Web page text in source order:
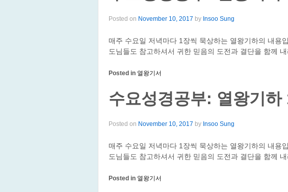
Posted on November 10, 2017 by Insoo Sung
매주 수요일 저녁마다 1장씩 묵상하는 열왕기하의 내용
도님들도 참고하셔서 귀한 믿음의 도전과 결단을 함께
Posted in 열왕기서
수요성경공부: 열왕기하
Posted on November 10, 2017 by Insoo Sung
매주 수요일 저녁마다 1장씩 묵상하는 열왕기하의 내용
도님들도 참고하셔서 귀한 믿음의 도전과 결단을 함께
Posted in 열왕기서